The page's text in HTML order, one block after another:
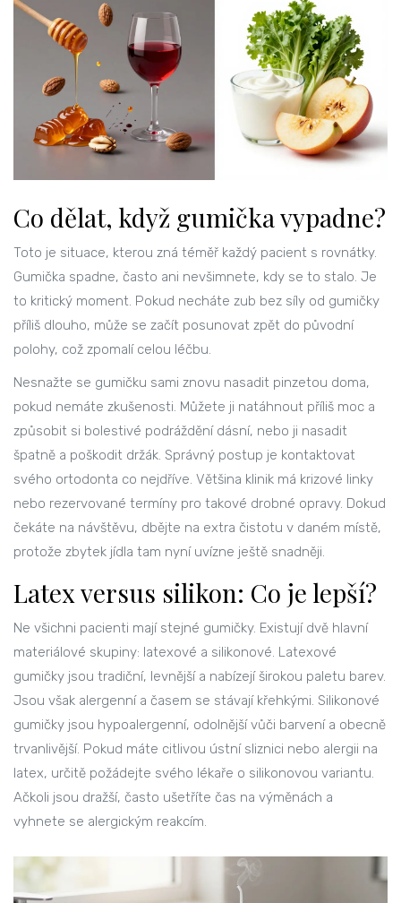
Co dělat, když gumička vypadne?
Toto je situace, kterou zná téměř každý pacient s rovnátky.
Gumička spadne, často ani nevšimnete, kdy se to stalo. Je
to kritický moment. Pokud necháte zub bez síly od gumičky
příliš dlouho, může se začít posunovat zpět do původní
polohy, což zpomalí celou léčbu.
Nesnažte se gumičku sami znovu nasadit pinzetou doma,
pokud nemáte zkušenosti. Můžete ji natáhnout příliš moc a
způsobit si bolestivé podráždění dásní, nebo ji nasadit
špatně a poškodit držák. Správný postup je kontaktovat
svého ortodonta co nejdříve. Většina klinik má krizové linky
nebo rezervované termíny pro takové drobné opravy. Dokud
čekáte na návštěvu, dbějte na extra čistotu v daném místě,
protože zbytek jídla tam nyní uvízne ještě snadněji.
Latex versus silikon: Co je lepší?
Ne všichni pacienti mají stejné gumičky. Existují dvě hlavní
materiálové skupiny: latexové a silikonové. Latexové
gumičky jsou tradiční, levnější a nabízejí širokou paletu barev.
Jsou však alergenní a časem se stávají křehkými. Silikonové
gumičky jsou hypoalergenní, odolnější vůči barvení a obecně
trvanlivější. Pokud máte citlivou ústní sliznici nebo alergii na
latex, určitě požádejte svého lékaře o silikonovou variantu.
Ačkoli jsou dražší, často ušetříte čas na výměnách a
vyhnete se alergickým reakcím.